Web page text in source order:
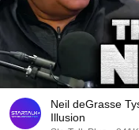
Neil deGrasse
Illusion